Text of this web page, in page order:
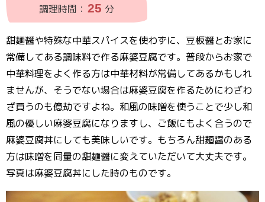
調理時間： 25 分
甜麺醤や特殊な中華スパイスを使わずに、豆板醤とお家に
常備してある調味料で作る麻婆豆腐です。普段からお家で
中華料理をよく作る方は中華材料が常備してあるかもしれ
ませんが、そうでない場合は麻婆豆腐を作るためにわざわ
ざ買うのも億劫ですよね。和風の味噌を使うことで少し和
風の優しい麻婆豆腐になりますし、ご飯にもよく合うので
麻婆豆腐丼にしても美味しいです。もちろん甜麺醤のある
方は味噌を同量の甜麺醤に変えていただいて大丈夫です。
写真は麻婆豆腐丼にした時のものです。